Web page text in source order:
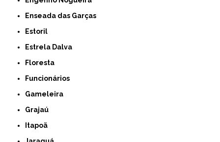
Enseada das Garças
Estoril
Estrela Dalva
Floresta
Funcionários
Gameleira
Grajaú
Itapoã